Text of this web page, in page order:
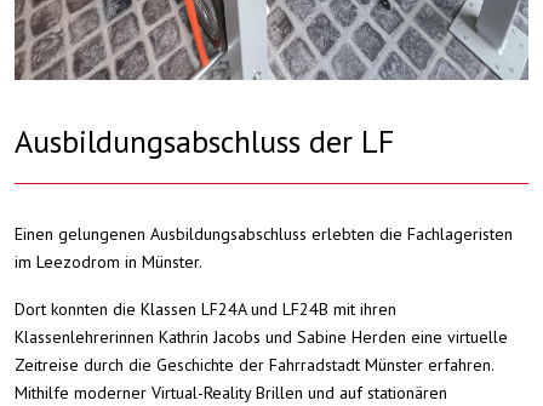
Ausbildungsabschluss der LF
Einen gelungenen Ausbildungsabschluss erlebten die Fachlageristen
im Leezodrom in Münster.
Dort konnten die Klassen LF24A und LF24B mit ihren
Klassenlehrerinnen Kathrin Jacobs und Sabine Herden eine virtuelle
Zeitreise durch die Geschichte der Fahrradstadt Münster erfahren.
Mithilfe moderner Virtual-Reality Brillen und auf stationären